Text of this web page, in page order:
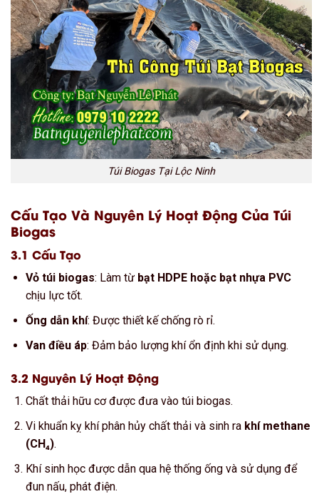
Túi Biogas Tại Lộc Ninh
Cấu Tạo Và Nguyên Lý Hoạt Động Của Túi
Biogas
3.1 Cấu Tạo
Vỏ túi biogas: Làm từ bạt HDPE hoặc bạt nhựa PVC
chịu lực tốt.
Ống dẫn khí: Được thiết kế chống rò rỉ.
Van điều áp: Đảm bảo lượng khí ổn định khi sử dụng.
3.2 Nguyên Lý Hoạt Động
Chất thải hữu cơ được đưa vào túi biogas.
Vi khuẩn kỵ khí phân hủy chất thải và sinh ra khí methane
(CH₄).
Khí sinh học được dẫn qua hệ thống ống và sử dụng để
đun nấu, phát điện.